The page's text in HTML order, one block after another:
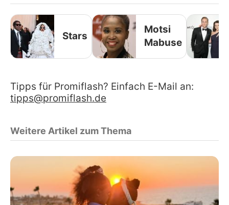
Stars
Motsi
Mabuse
Tipps für Promiflash? Einfach E-Mail an:
tipps@promiflash.de
Weitere Artikel zum Thema